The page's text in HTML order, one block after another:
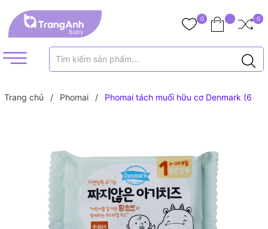
0 0
Trang chủ / Phomai /
Phomai tách muối hữu cơ Denmark (6